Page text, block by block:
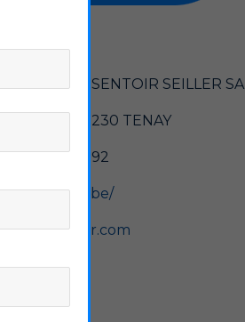
:LE PRESENTOIR SEILLER SA
la cour , 01230 TENAY
4.74.36.48.92
320 €